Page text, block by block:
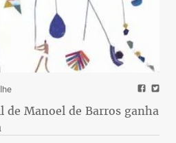
Manoel de Barros ganha